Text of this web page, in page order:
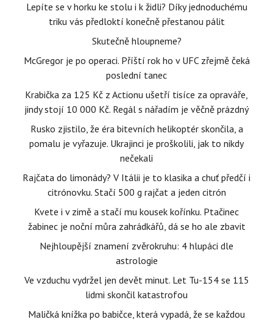
Lepíte se v horku ke stolu i k židli? Díky jednoduchému
triku vás předloktí konečně přestanou pálit
Skutečně hloupneme?
McGregor je po operaci. Příští rok ho v UFC zřejmě čeká
poslední tanec
Krabička za 125 Kč z Actionu ušetří tisíce za opraváře,
jindy stojí 10 000 Kč. Regál s nářadím je věčně prázdný
Rusko zjistilo, že éra bitevních helikoptér skončila, a
pomalu je vyřazuje. Ukrajinci je proškolili, jak to nikdy
nečekali
Rajčata do limonády? V Itálii je to klasika a chuť předčí i
citrónovku. Stačí 500 g rajčat a jeden citrón
Kvete i v zimě a stačí mu kousek kořínku. Ptačinec
žabinec je noční můra zahrádkářů, dá se ho ale zbavit
Nejhloupější znamení zvěrokruhu: 4 hlupáci dle
astrologie
Ve vzduchu vydržel jen devět minut. Let Tu-154 se 115
lidmi skončil katastrofou
Maličká knížka po babičce, která vypadá, že se každou